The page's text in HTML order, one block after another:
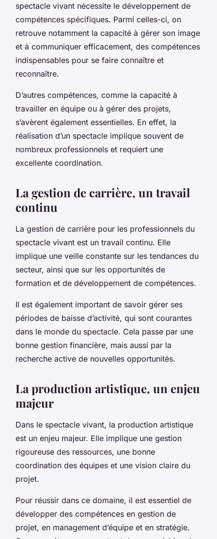
spectacle vivant nécessite le développement de
compétences spécifiques. Parmi celles-ci, on
retrouve notamment la capacité à gérer son image
et à communiquer efficacement, des compétences
indispensables pour se faire connaître et
reconnaître.
D’autres compétences, comme la capacité à
travailler en équipe ou à gérer des projets,
s’avèrent également essentielles. En effet, la
réalisation d’un spectacle implique souvent de
nombreux professionnels et requiert une
excellente coordination.
La gestion de carrière, un travail
continu
La gestion de carrière pour les professionnels du
spectacle vivant est un travail continu. Elle
implique une veille constante sur les tendances du
secteur, ainsi que sur les opportunités de
formation et de développement de compétences.
Il est également important de savoir gérer ses
périodes de baisse d’activité, qui sont courantes
dans le monde du spectacle. Cela passe par une
bonne gestion financière, mais aussi par la
recherche active de nouvelles opportunités.
La production artistique, un enjeu
majeur
Dans le spectacle vivant, la production artistique
est un enjeu majeur. Elle implique une gestion
rigoureuse des ressources, une bonne
coordination des équipes et une vision claire du
projet.
Pour réussir dans ce domaine, il est essentiel de
développer des compétences en gestion de
projet, en management d’équipe et en stratégie.